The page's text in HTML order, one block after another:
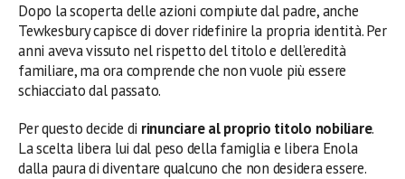
Dopo la scoperta delle azioni compiute dal padre, anche
Tewkesbury capisce di dover ridefinire la propria identità. Per
anni aveva vissuto nel rispetto del titolo e dell’eredità
familiare, ma ora comprende che non vuole più essere
schiacciato dal passato.
Per questo decide di rinunciare al proprio titolo nobiliare.
La scelta libera lui dal peso della famiglia e libera Enola
dalla paura di diventare qualcuno che non desidera essere.